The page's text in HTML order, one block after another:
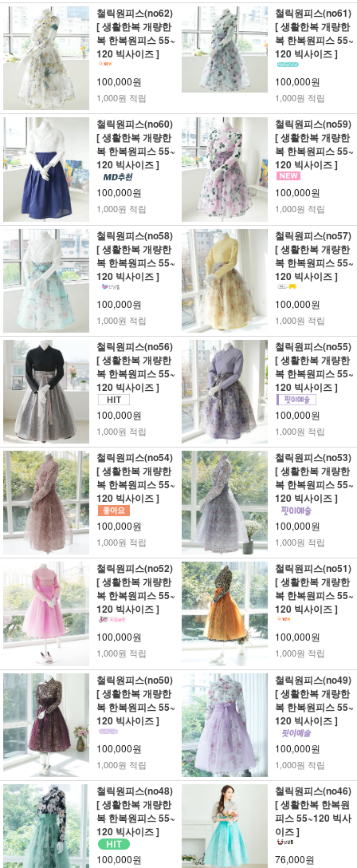
철릭원피스(no62)
[ 생활한복 개량한
복 한복원피스 55~
120 빅사이즈 ]
100,000원
1,000원 적립
철릭원피스(no61)
[ 생활한복 개량한
복 한복원피스 55~
120 빅사이즈 ]
100,000원
1,000원 적립
철릭원피스(no60)
[ 생활한복 개량한
복 한복원피스 55~
120 빅사이즈 ]
100,000원
1,000원 적립
철릭원피스(no59)
[ 생활한복 개량한
복 한복원피스 55~
120 빅사이즈 ]
100,000원
1,000원 적립
철릭원피스(no58)
[ 생활한복 개량한
복 한복원피스 55~
120 빅사이즈 ]
100,000원
1,000원 적립
철릭원피스(no57)
[ 생활한복 개량한
복 한복원피스 55~
120 빅사이즈 ]
100,000원
1,000원 적립
철릭원피스(no56)
[ 생활한복 개량한
복 한복원피스 55~
120 빅사이즈 ]
100,000원
1,000원 적립
철릭원피스(no55)
[ 생활한복 개량한
복 한복원피스 55~
120 빅사이즈 ]
100,000원
1,000원 적립
철릭원피스(no54)
[ 생활한복 개량한
복 한복원피스 55~
120 빅사이즈 ]
100,000원
1,000원 적립
철릭원피스(no53)
[ 생활한복 개량한
복 한복원피스 55~
120 빅사이즈 ]
100,000원
1,000원 적립
철릭원피스(no52)
[ 생활한복 개량한
복 한복원피스 55~
120 빅사이즈 ]
100,000원
1,000원 적립
철릭원피스(no51)
[ 생활한복 개량한
복 한복원피스 55~
120 빅사이즈 ]
100,000원
1,000원 적립
철릭원피스(no50)
[ 생활한복 개량한
복 한복원피스 55~
120 빅사이즈 ]
100,000원
1,000원 적립
철릭원피스(no49)
[ 생활한복 개량한
복 한복원피스 55~
120 빅사이즈 ]
100,000원
1,000원 적립
철릭원피스(no48)
[ 생활한복 개량한
복 한복원피스 55~
120 빅사이즈 ]
100,000원
철릭원피스(no46)
[ 생활한복 한복원
피스 55~120 빅사
이즈 ]
76,000원